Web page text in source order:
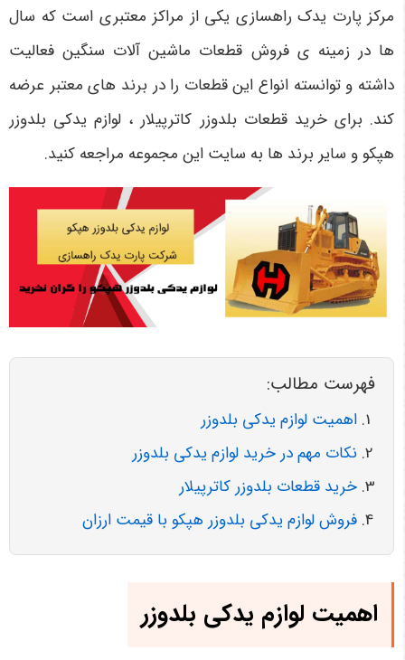
مرکز پارت یدک راهسازی یکی از مراکز معتبری است که سال
ها در زمینه ی فروش قطعات ماشین آلات سنگین فعالیت
داشته و توانسته انواع این قطعات را در برند های معتبر عرضه
کند. برای خرید قطعات بلدوزر کاترپیلار ، لوازم یدکی بلدوزر
هپکو و سایر برند ها به سایت این مجموعه مراجعه کنید.
فهرست مطالب:
اهمیت لوازم یدکی بلدوزر
نکات مهم در خرید لوازم یدکی بلدوزر
خرید قطعات بلدوزر کاترپیلار
فروش لوازم یدکی بلدوزر هپکو با قیمت ارزان
اهمیت لوازم یدکی بلدوزر